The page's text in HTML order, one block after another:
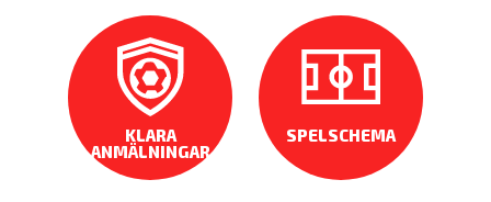
KLARA
ANMÄLNINGAR
SPELSCHEMA